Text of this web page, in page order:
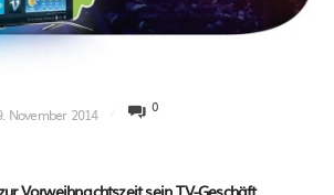
November 2014 0